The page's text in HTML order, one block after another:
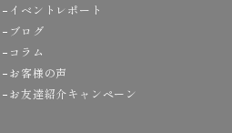
イベントレポート
ブログ
コラム
お客様の声
お友達紹介キャンペーン